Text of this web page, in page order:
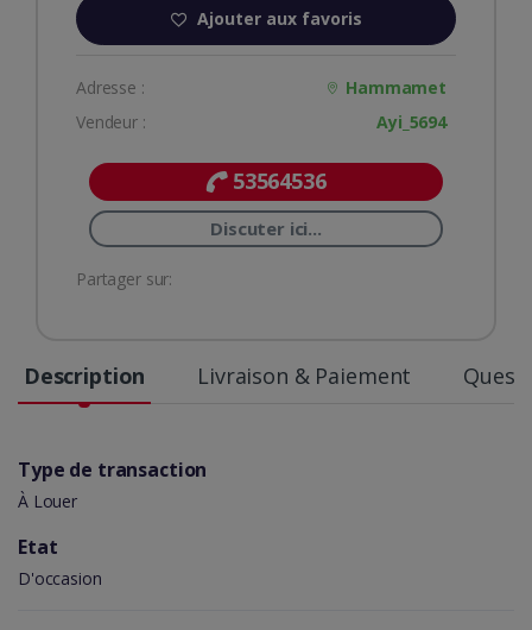
Ajouter aux favoris
Adresse :
Hammamet
Vendeur :
Ayi_5694
53564536
Discuter ici...
Partager sur:
Description Livraison & Paiement
Type de transaction
À Louer
Etat
D'occasion